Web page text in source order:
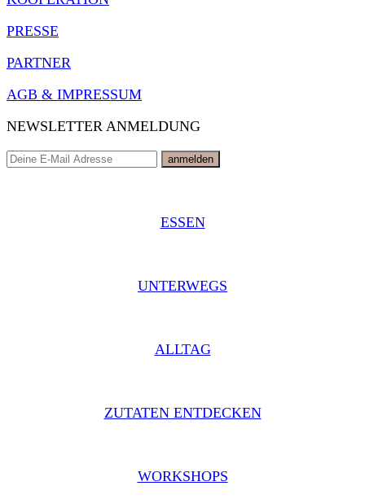
PRESSE
PARTNER
AGB & IMPRESSUM
NEWSLETTER ANMELDUNG
ESSEN
UNTERWEGS
ALLTAG
ZUTATEN ENTDECKEN
WORKSHOPS